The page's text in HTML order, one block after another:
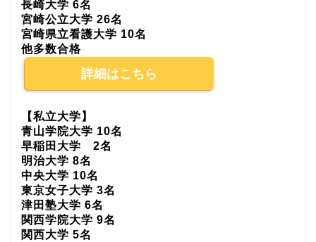
長崎大学 6名
宮崎公立大学 26名
宮崎県立看護大学 10名
他多数合格
詳細はこちら
【私立大学】
青山学院大学 10名
早稲田大学 2名
明治大学 8名
中央大学 10名
東京女子大学 3名
津田塾大学 6名
関西学院大学 9名
関西大学 5名